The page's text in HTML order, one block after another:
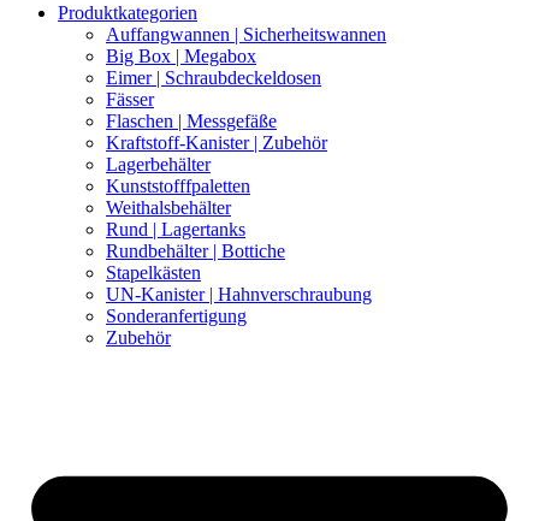
Produktkategorien
Auffangwannen | Sicherheitswannen
Big Box | Megabox
Eimer | Schraubdeckeldosen
Fässer
Flaschen | Messgefäße
Kraftstoff-Kanister | Zubehör
Lagerbehälter
Kunststofffpaletten
Weithalsbehälter
Rund | Lagertanks
Rundbehälter | Bottiche
Stapelkästen
UN-Kanister | Hahnverschraubung
Sonderanfertigung
Zubehör